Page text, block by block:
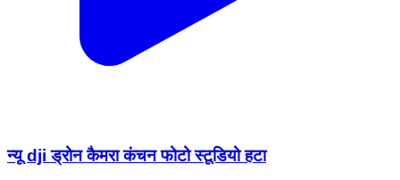
न्यू dji ड्रोन कैमरा कंचन फोटो स्टूडियो हटा